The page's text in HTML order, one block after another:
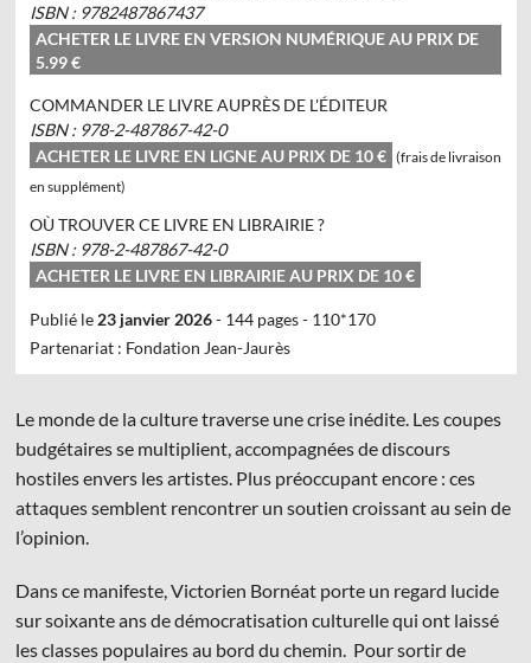
Connexion
© Les Éditions du Faubourg 2026
42 rue Planchat 75020 Paris
Fondatrice : Sophie Caillat
CGV•Mentions légales•Politique de confidentialité
ISBN : 9782487867437
ACHETER LE LIVRE EN VERSION NUMÉRIQUE AU PRIX DE
5.99 €
COMMANDER LE LIVRE AUPRÈS DE L'ÉDITEUR
ISBN : 978-2-487867-42-0
ACHETER LE LIVRE EN LIGNE AU PRIX DE 10 €
(frais de livraison
en supplément)
OÙ TROUVER CE LIVRE EN LIBRAIRIE ?
ISBN : 978-2-487867-42-0
ACHETER LE LIVRE EN LIBRAIRIE AU PRIX DE 10 €
Publié le 23 janvier 2026- 144 pages- 110*170
Partenariat : Fondation Jean-Jaurès
Le monde de la culture traverse une crise inédite. Les coupes
budgétaires se multiplient, accompagnées de discours
hostiles envers les artistes. Plus préoccupant encore : ces
attaques semblent rencontrer un soutien croissant au sein de
l’opinion.
Dans ce manifeste, Victorien Bornéat porte un regard lucide
sur soixante ans de démocratisation culturelle qui ont laissé
les classes populaires au bord du chemin. Pour sortir de